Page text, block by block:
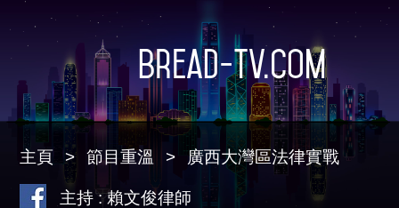
Bread-TV.com
主頁 節目重溫 廣西大灣區法律實戰
主持 : 賴文俊律師